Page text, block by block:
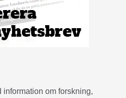
information om forskning,